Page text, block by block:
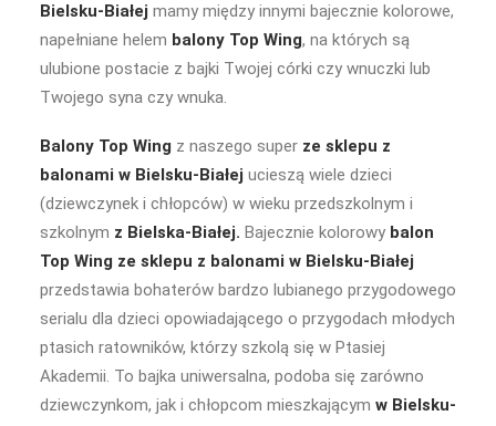
Bielsku-Białej mamy między innymi bajecznie kolorowe,
napełniane helem balony Top Wing, na których są
ulubione postacie z bajki Twojej córki czy wnuczki lub
Twojego syna czy wnuka.
Balony Top Wing z naszego super ze sklepu z
balonami w Bielsku-Białej ucieszą wiele dzieci
(dziewczynek i chłopców) w wieku przedszkolnym i
szkolnym z Bielska-Białej. Bajecznie kolorowy balon
Top Wing ze sklepu z balonami w Bielsku-Białej
przedstawia bohaterów bardzo lubianego przygodowego
serialu dla dzieci opowiadającego o przygodach młodych
ptasich ratowników, którzy szkolą się w Ptasiej
Akademii. To bajka uniwersalna, podoba się zarówno
dziewczynkom, jak i chłopcom mieszkającym w Bielsku-